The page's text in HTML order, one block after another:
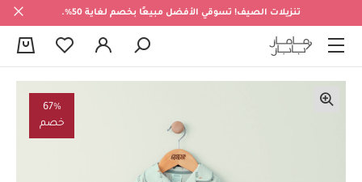
تنزيلات الصيف! تسوقي الأفضل مبيعًا بخصم لغاية 50%.
67%
خصم